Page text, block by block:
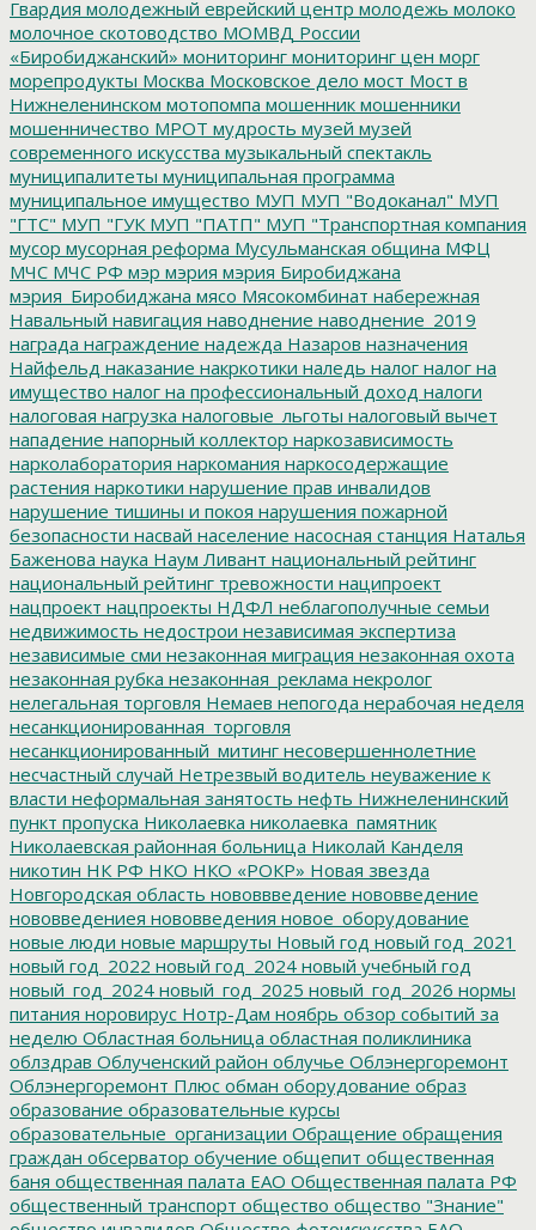
Гвардия молодежный еврейский центр молодежь молоко
молочное скотоводство МОМВД России
«Биробиджанский» мониторинг мониторинг цен морг
морепродукты Москва Московское дело мост Мост в
Нижнеленинском мотопомпа мошенник мошенники
мошенничество МРОТ мудрость музей музей
современного искусства музыкальный спектакль
муниципалитеты муниципальная программа
муниципальное имущество МУП МУП "Водоканал" МУП
"ГТС" МУП "ГУК МУП "ПАТП" МУП "Транспортная компания
мусор мусорная реформа Мусульманская община МФЦ
МЧС МЧС РФ мэр мэрия мэрия Биробиджана
мэрия_Биробиджана мясо Мясокомбинат набережная
Навальный навигация наводнение наводнение_2019
награда награждение надежда Назаров назначения
Найфельд наказание накркотики наледь налог налог на
имущество налог на профессиональный доход налоги
налоговая нагрузка налоговые_льготы налоговый вычет
нападение напорный коллектор наркозависимость
нарколаборатория наркомания наркосодержащие
растения наркотики нарушение прав инвалидов
нарушение тишины и покоя нарушения пожарной
безопасности насвай население насосная станция Наталья
Баженова наука Наум Ливант национальный рейтинг
национальный рейтинг тревожности наципроект
нацпроект нацпроекты НДФЛ неблагополучные семьи
недвижимость недострои независимая экспертиза
независимые сми незаконная миграция незаконная охота
незаконная рубка незаконная_реклама некролог
нелегальная торговля Немаев непогода нерабочая неделя
несанкционированная_торговля
несанкционированный_митинг несовершеннолетние
несчастный случай Нетрезвый водитель неуважение к
власти неформальная занятость нефть Нижнеленинский
пункт пропуска Николаевка николаевка_памятник
Николаевская районная больница Николай Канделя
никотин НК РФ НКО НКО «РОКР» Новая звезда
Новгородская область нововвведение нововведение
нововведениея нововведения новое_оборудование
новые люди новые маршруты Новый год новый год_2021
новый год_2022 новый год_2024 новый учебный год
новый_год_2024 новый_год_2025 новый_год_2026 нормы
питания норовирус Нотр-Дам ноябрь обзор событий за
неделю Областная больница областная поликлиника
облздрав Облученский район облучье Облэнергоремонт
Облэнергоремонт Плюс обман оборудование образ
образование образовательные курсы
образовательные_организации Обращение обращения
граждан обсерватор обучение общепит общественная
баня общественная палата ЕАО Общественная палата РФ
общественный транспорт общество общество "Знание"